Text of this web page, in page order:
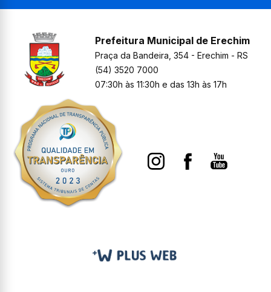
Prefeitura Municipal de Erechim
Praça da Bandeira, 354 - Erechim - RS
(54) 3520 7000
07:30h às 11:30h e das 13h às 17h